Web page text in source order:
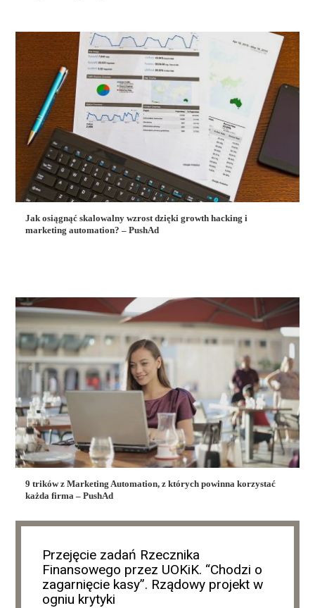
Jak osiągnąć skalowalny wzrost dzięki growth hacking i
marketing automation? – PushAd
9 trików z Marketing Automation, z których powinna korzystać
każda firma – PushAd
Przejęcie zadań Rzecznika
Finansowego przez UOKiK. “Chodzi o
zagarnięcie kasy”. Rządowy projekt w
ogniu krytyki